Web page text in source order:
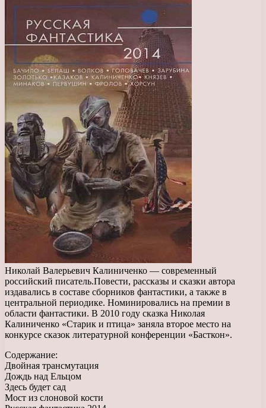
Николай Валерьевич Калиниченко — современный
российский писатель.Повести, рассказы и сказки автора
издавались в составе сборников фантастики, а также в
центральной периодике. Номинировались на премии в
области фантастики. В 2010 году сказка Николая
Калиниченко «Старик и птица» заняла второе место на
конкурсе сказок литературной конференции «Басткон».
Содержание:
Двойная трансмутация
Дождь над Ельцом
Здесь будет сад
Мост из слоновой кости